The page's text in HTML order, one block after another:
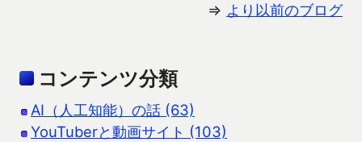
⇒ より以前のブログ
コンテンツ分類
AI（人工知能）の話 (63)
YouTuberと動画サイト (103)